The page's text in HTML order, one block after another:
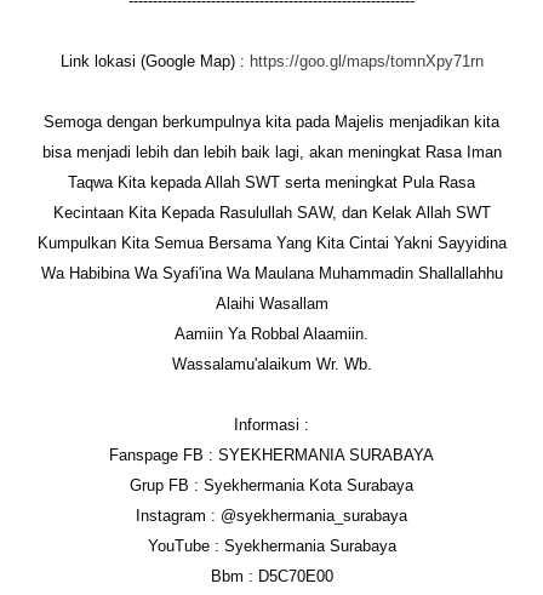
Link lokasi (Google Map) : https://goo.gl/maps/tomnXpy71rn
Semoga dengan berkumpulnya kita pada Majelis menjadikan kita
bisa menjadi lebih dan lebih baik lagi, akan meningkat Rasa Iman
Taqwa Kita kepada Allah SWT serta meningkat Pula Rasa
Kecintaan Kita Kepada Rasulullah SAW, dan Kelak Allah SWT
Kumpulkan Kita Semua Bersama Yang Kita Cintai Yakni Sayyidina
Wa Habibina Wa Syafi'ina Wa Maulana Muhammadin Shallallahhu
Alaihi Wasallam
Aamiin Ya Robbal Alaamiin.
Wassalamu'alaikum Wr. Wb.
Informasi :
Fanspage FB : SYEKHERMANIA SURABAYA
Grup FB : Syekhermania Kota Surabaya
Instagram : @syekhermania_surabaya
YouTube : Syekhermania Surabaya
Bbm : D5C70E00